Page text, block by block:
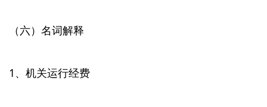
（六）名词解释
1、机关运行经费